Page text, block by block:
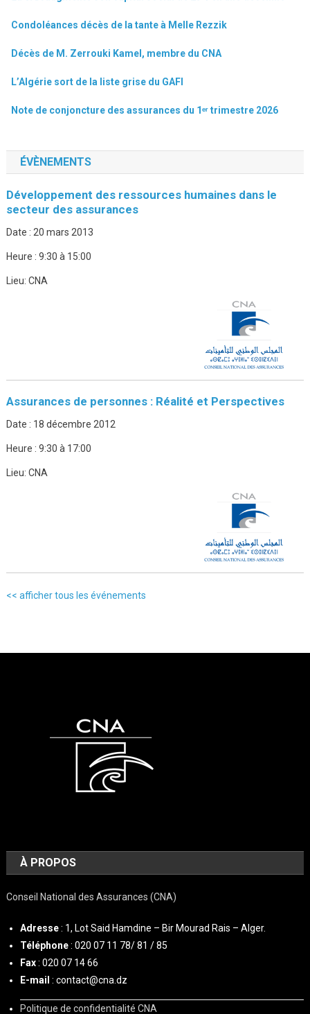
Condoléances décès de la tante à Melle Rezzik
Décès de M. Zerrouki Kamel, membre du CNA
L’Algérie sort de la liste grise du GAFI
Note de conjoncture des assurances du 1ᵉʳ trimestre 2026
ÉVÈNEMENTS
Développement des ressources humaines dans le
secteur des assurances
Date : 20 mars 2013
Heure : 9:30 à 15:00
Lieu: CNA
Assurances de personnes : Réalité et Perspectives
Date : 18 décembre 2012
Heure : 9:30 à 17:00
Lieu: CNA
<< afficher tous les événements
À PROPOS
Conseil National des Assurances (CNA)
Adresse: 1, Lot Said Hamdine – Bir Mourad Rais – Alger.
Téléphone: 020 07 11 78/ 81 / 85
Fax: 020 07 14 66
E-mail : contact@cna.dz
Politique de confidentialité CNA